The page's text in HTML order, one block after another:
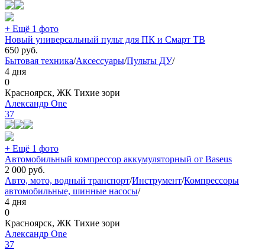
+ Ещё 1 фото
Новый универсальный пульт для ПК и Смарт ТВ
650 руб.
Бытовая техника/Аксессуары/Пульты ДУ/
4 дня
0
Красноярск, ЖК Тихие зори
Александр One
37
+ Ещё 1 фото
Автомобильный компрессор аккумуляторный от Baseus
2 000 руб.
Авто, мото, водный транспорт/Инструмент/Компрессоры
автомобильные, шинные насосы/
4 дня
0
Красноярск, ЖК Тихие зори
Александр One
37